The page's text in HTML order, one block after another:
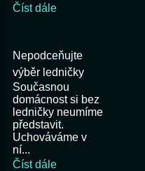
Číst dále
Nepodceňujte
výběr ledničky
Současnou
domácnost si bez
ledničky neumíme
představit.
Uchováváme v
ní...
Číst dále